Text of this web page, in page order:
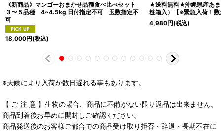
《新商品》マンゴーおまかせ品種食べ比べセット
３〜５品種 4~4.5kg 日付指定不可 玉数指定不
可
18,000円(税込)
★送料無料★沖縄県産あ
粧箱入）【※緊急入荷！数
4,980円(税込)
※天候により入荷が数日遅れる事もあります。
【 ご 注 意 】生物の場合、商品に不備がない限り返品は出来ません。
商品到着後お早めに開封しご確認ください。
商品発送後のお客様ご都合での商品受け取り拒否・辞退・長期不在に